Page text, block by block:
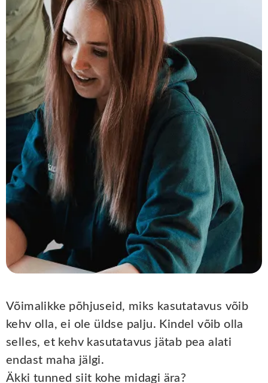
Võimalikke põhjuseid, miks kasutatavus võib
kehv olla, ei ole üldse palju. Kindel võib olla
selles, et kehv kasutatavus jätab pea alati
endast maha jälgi.
Äkki tunned siit kohe midagi ära?